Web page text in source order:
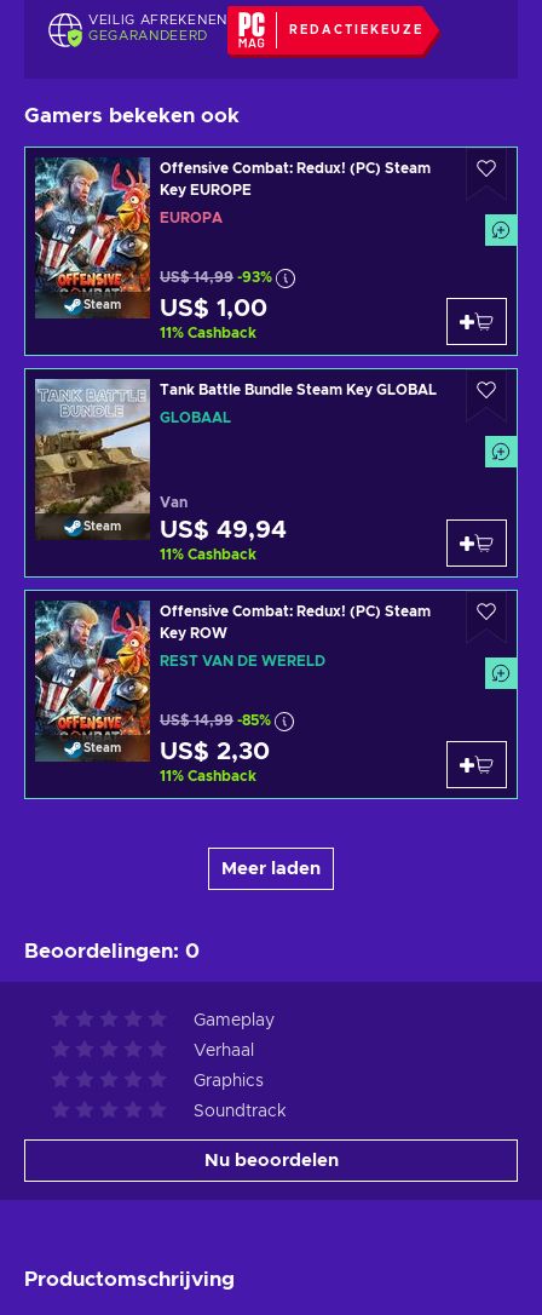
VEILIG AFREKENEN
GEGARANDEERD
REDACTIEKEUZE
Gamers bekeken ook
Steam
Offensive Combat: Redux! (PC) Steam
Key EUROPE
EUROPA
US$ 14,99 -93%
US$ 1,00
11% Cashback
Steam
Tank Battle Bundle Steam Key GLOBAL
GLOBAAL
Van
US$ 49,94
11% Cashback
Steam
Offensive Combat: Redux! (PC) Steam
Key ROW
REST VAN DE WERELD
US$ 14,99 -85%
US$ 2,30
11% Cashback
Meer laden
Beoordelingen: 0
Gameplay
Verhaal
Graphics
Soundtrack
Nu beoordelen
Productomschrijving